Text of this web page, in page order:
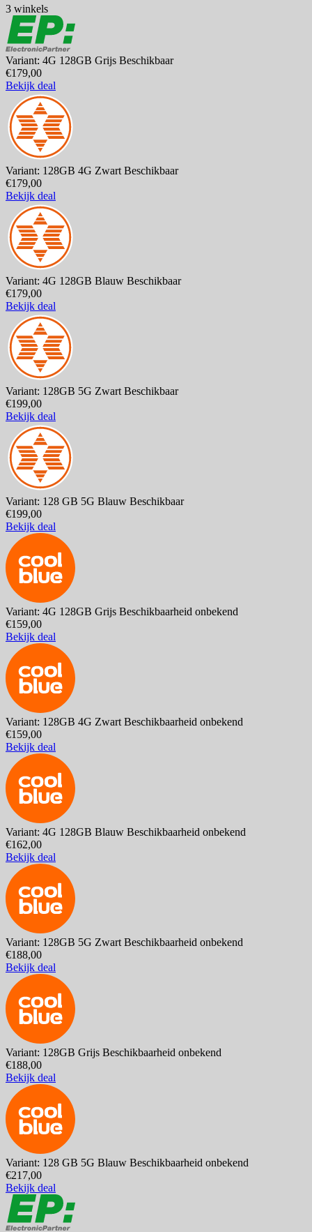
3 winkels
Variant: 4G 128GB Grijs Beschikbaar
€179,00
Bekijk deal
Variant: 128GB 4G Zwart Beschikbaar
€179,00
Bekijk deal
Variant: 4G 128GB Blauw Beschikbaar
€179,00
Bekijk deal
Variant: 128GB 5G Zwart Beschikbaar
€199,00
Bekijk deal
Variant: 128 GB 5G Blauw Beschikbaar
€199,00
Bekijk deal
Variant: 4G 128GB Grijs Beschikbaarheid onbekend
€159,00
Bekijk deal
Variant: 128GB 4G Zwart Beschikbaarheid onbekend
€159,00
Bekijk deal
Variant: 4G 128GB Blauw Beschikbaarheid onbekend
€162,00
Bekijk deal
Variant: 128GB 5G Zwart Beschikbaarheid onbekend
€188,00
Bekijk deal
Variant: 128GB Grijs Beschikbaarheid onbekend
€188,00
Bekijk deal
Variant: 128 GB 5G Blauw Beschikbaarheid onbekend
€217,00
Bekijk deal